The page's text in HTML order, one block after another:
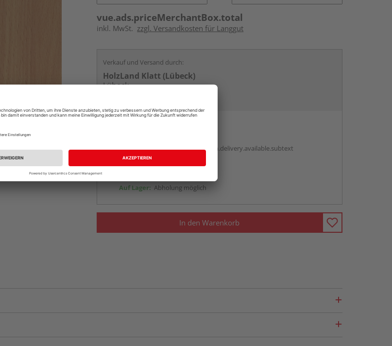
vue.ads.priceMerchantBox.total
inkl. MwSt. zzgl. Versandkosten für Langgut
Verkauf und Versand durch:
HolzLand Klatt (Lübeck)
Lübeck
vue.ads.priceMerchantBox.option.delivery.available.subtext
Auf Lager: Abholung möglich
In den Warenkorb